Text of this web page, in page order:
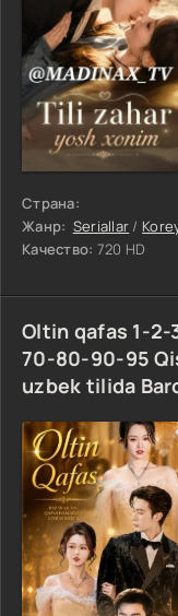
Страна:
Жанр: Seriallar /
Качество: 720 HD
Oltin qafas 1-
70-80-90-95
uzbek tilida